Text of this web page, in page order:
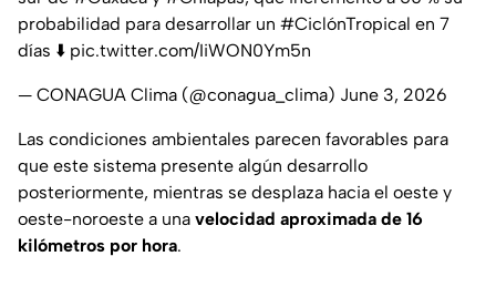
probabilidad para desarrollar un #CiclónTropical en 7
días ⬇️ pic.twitter.com/IiWON0Ym5n
— CONAGUA Clima (@conagua_clima) June 3, 2026
Las condiciones ambientales parecen favorables para
que este sistema presente algún desarrollo
posteriormente, mientras se desplaza hacia el oeste y
oeste-noroeste a una velocidad aproximada de 16
kilómetros por hora.